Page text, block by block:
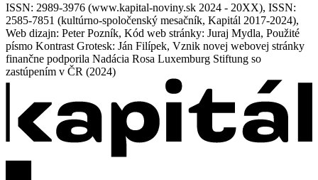
ISSN: 2989-3976 (www.kapital-noviny.sk 2024 - 20XX), ISSN:
2585-7851 (kultúrno-spoločenský mesačník, Kapitál 2017-2024),
Web dizajn: Peter Pozník, Kód web stránky: Juraj Mydla, Použité
písmo Kontrast Grotesk: Ján Filípek, Vznik novej webovej stránky
finančne podporila Nadácia Rosa Luxemburg Stiftung so
zastúpením v ČR (2024)